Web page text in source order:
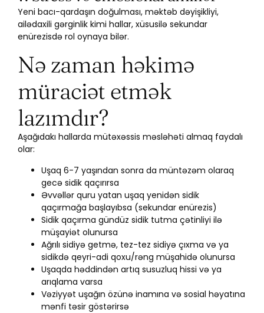
Yeni bacı-qardaşın doğulması, məktəb dəyişikliyi,
ailədaxili gərginlik kimi hallar, xüsusilə sekundar
enürezisdə rol oynaya bilər.
Nə zaman həkimə
müraciət etmək
lazımdır?
Aşağıdakı hallarda mütəxəssis məsləhəti almaq faydalı
olar:
Uşaq 6-7 yaşından sonra da müntəzəm olaraq
gecə sidik qaçırırsa
Əvvəllər quru yatan uşaq yenidən sidik
qaçırmağa başlayıbsa (sekundar enürezis)
Sidik qaçırma gündüz sidik tutma çətinliyi ilə
müşayiət olunursa
Ağrılı sidiyə getmə, tez-tez sidiyə çıxma və ya
sidikdə qeyri-adi qoxu/rəng müşahidə olunursa
Uşaqda həddindən artıq susuzluq hissi və ya
arıqlama varsa
Vəziyyət uşağın özünə inamına və sosial həyatına
mənfi təsir göstərirsə